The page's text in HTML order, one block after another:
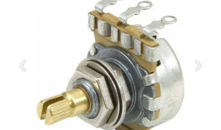
‹ ›